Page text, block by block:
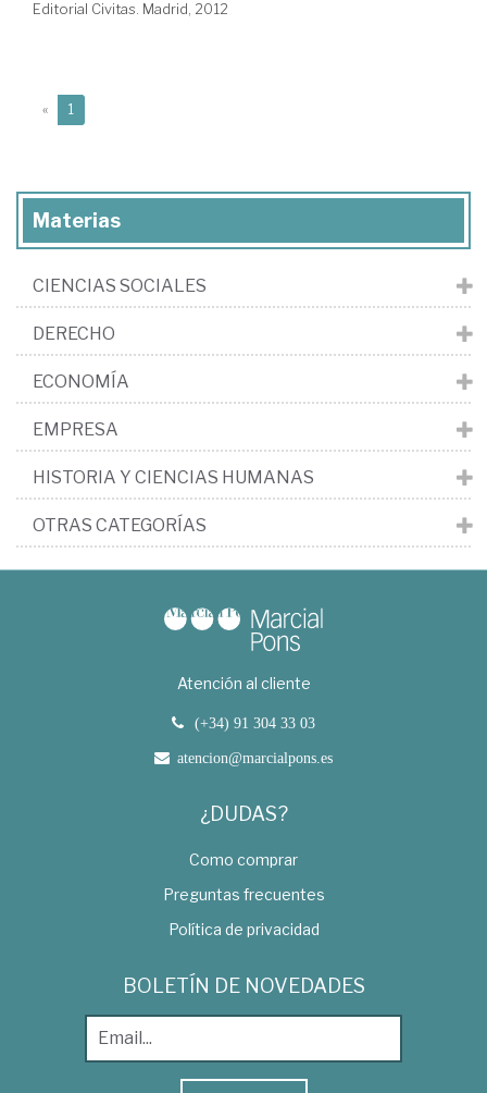
Editorial Civitas. Madrid, 2012
« 1
Materias
CIENCIAS SOCIALES
DERECHO
ECONOMÍA
EMPRESA
HISTORIA Y CIENCIAS HUMANAS
OTRAS CATEGORÍAS
Atención al cliente
(+34) 91 304 33 03
atencion@marcialpons.es
¿DUDAS?
Como comprar
Preguntas frecuentes
Política de privacidad
BOLETÍN DE NOVEDADES